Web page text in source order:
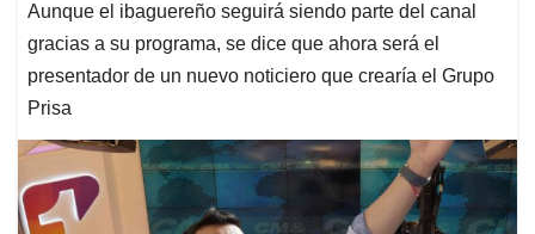
Aunque el ibaguereño seguirá siendo parte del canal
gracias a su programa, se dice que ahora será el
presentador de un nuevo noticiero que crearía el Grupo
Prisa